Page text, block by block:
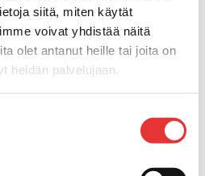
siitä, miten käytät
voivat yhdistää näitä
olet antanut heille tai joita on
heidän palvelujaan.
varaosat
varaosat